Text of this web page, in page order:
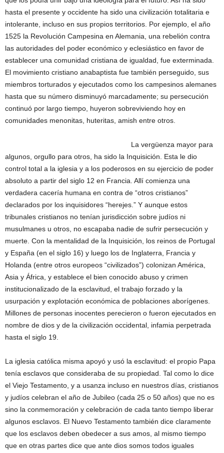
hasta el presente y occidente ha sido una civilización totalitaria e
intolerante, incluso en sus propios territorios. Por ejemplo, el año
1525 la Revolución Campesina en Alemania, una rebelión contra
las autoridades del poder económico y eclesiástico en favor de
establecer una comunidad cristiana de igualdad, fue exterminada.
El movimiento cristiano anabaptista fue también perseguido, sus
miembros torturados y ejecutados como los campesinos alemanes
hasta que su número disminuyó marcadamente; su persecución
continuó por largo tiempo, huyeron sobreviviendo hoy en
comunidades menonitas, huteritas, amish entre otros.
La vergüenza mayor para
algunos, orgullo para otros, ha sido la Inquisición. Esta le dio
control total a la iglesia y a los poderosos en su ejercicio de poder
absoluto a partir del siglo 12 en Francia. Allí comienza una
verdadera cacería humana en contra de “otros cristianos”
declarados por los inquisidores “herejes.” Y aunque estos
tribunales cristianos no tenían jurisdicción sobre judíos ni
musulmanes u otros, no escapaba nadie de sufrir persecución y
muerte. Con la mentalidad de la Inquisición, los reinos de Portugal
y España (en el siglo 16) y luego los de Inglaterra, Francia y
Holanda (entre otros europeos “civilizados”) colonizan América,
Asia y África, y establece el bien conocido abuso y crimen
institucionalizado de la esclavitud, el trabajo forzado y la
usurpación y explotación económica de poblaciones aborígenes.
Millones de personas inocentes perecieron o fueron ejecutados en
nombre de dios y de la civilización occidental, infamia perpetrada
hasta el siglo 19.
La iglesia católica misma apoyó y usó la esclavitud: el propio Papa
tenía esclavos que consideraba de su propiedad. Tal como lo dice
el Viejo Testamento, y a usanza incluso en nuestros días, cristianos
y judíos celebran el año de Jubileo (cada 25 o 50 años) que no es
sino la conmemoración y celebración de cada tanto tiempo liberar
algunos esclavos. El Nuevo Testamento también dice claramente
que los esclavos deben obedecer a sus amos, al mismo tiempo
que en otras partes dice que ante dios somos todos iguales